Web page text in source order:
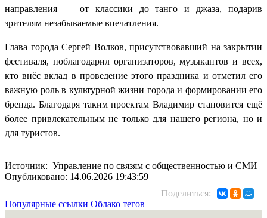
направления — от классики до танго и джаза, подарив
зрителям незабываемые впечатления.
Глава города Сергей Волков, присутствовавший на закрытии
фестиваля, поблагодарил организаторов, музыкантов и всех,
кто внёс вклад в проведение этого праздника и отметил его
важную роль в культурной жизни города и формировании его
бренда. Благодаря таким проектам Владимир становится ещё
более привлекательным не только для нашего региона, но и
для туристов.
Источник: Управление по связям с общественностью и СМИ
Опубликовано: 14.06.2026 19:43:59
Поделиться:
Популярные ссылки Облако тегов